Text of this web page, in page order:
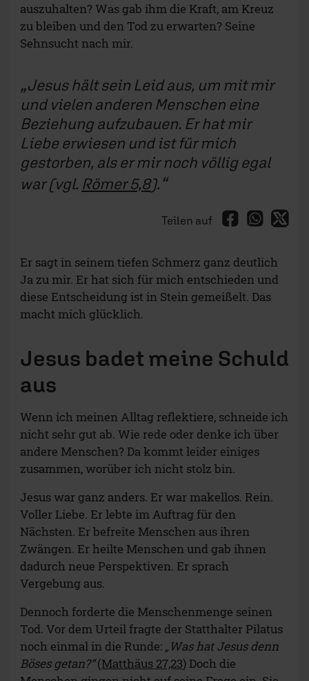
auszuhalten? Was gab ihm die Kraft, am Kreuz
zu bleiben und den Tod zu erwarten? Seine
Sehnsucht nach mir.
Jesus hält sein Leid aus, um mit mir
und vielen anderen Menschen eine
Beziehung aufzubauen. Er hat mir
Liebe erwiesen und ist für mich
gestorben, als er mir noch völlig egal
war (vgl. Römer 5,8).
Teilen auf
Er sagt in seinem tiefen Schmerz ganz deutlich
Ja zu mir. Er hat sich für mich entschieden und
diese Entscheidung ist in Stein gemeißelt. Das
macht mich glücklich.
Jesus badet meine Schuld
aus
Wenn ich meinen Alltag reflektiere, schneide ich
nicht sehr gut ab. Wie rede oder denke ich über
andere Menschen? Da kommt leider einiges
zusammen, worüber ich nicht stolz bin.
Jesus war ganz anders. Er war makellos. Rein.
Voller Liebe. Er lebte im Auftrag für den
Nächsten. Er befreite Menschen aus ihren
Zwängen. Er heilte Menschen und gab ihnen
dadurch neue Perspektiven. Er sprach
Vergebung aus.
Dennoch forderte die Menschenmenge seinen
Tod. Vor dem Urteil fragte der Statthalter Pilatus
noch einmal in die Runde: „Was hat Jesus denn
Böses getan?“(Matthäus 27,23) Doch die